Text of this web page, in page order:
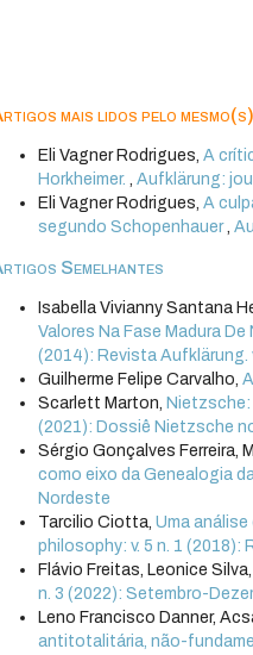
mais lidos pelo
Eli Vagner Rodrigues,A
Horkheimer.,Aufklärung:
Eli Vagner Rodrigues,A
segundo Schopenhauer,
Semelhantes
Isabella Vivianny Santana
Valores Na Fase Madura
(2014): Revista Aufklärung.
Guilherme Felipe Carvalho,
Scarlett Marton,
(2021): Dossiê Nietzsche
Sérgio Gonçalves Ferreira,
como eixo da Genealogia
Nordeste
Tarcilio Ciotta,Uma
philosophy: v. 5 n. 1 (2018):
Flávio Freitas, Leonice
n. 3 (2022): Setembro-
Leno Francisco Danner,
antitotalitária, não-